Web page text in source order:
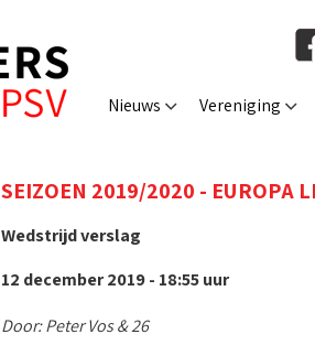
Nieuws Vereniging
SEIZOEN 2019/2020 - EUROPA
Wedstrijd verslag
12 december 2019 - 18:55 uur
Door: Peter Vos & 26